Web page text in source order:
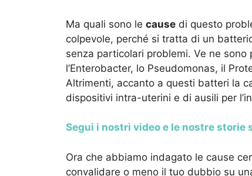
Ma quali sono le cause di questo
colpevole, perché si tratta di un
senza particolari problemi. Ve ne sono
l’Enterobacter, lo Pseudomonas, il
Altrimenti, accanto a questi batteri la
dispositivi intra-uterini e di ausili per
Segui i nostri video e le nostre storie
Ora che abbiamo indagato le cause
convalidare o meno il tuo dubbio su